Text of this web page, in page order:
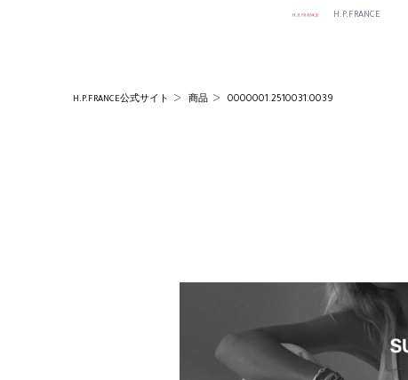
H.P.FRANCE
H.P.FRANCE公式サイト 商品 0000001.2510031.0039